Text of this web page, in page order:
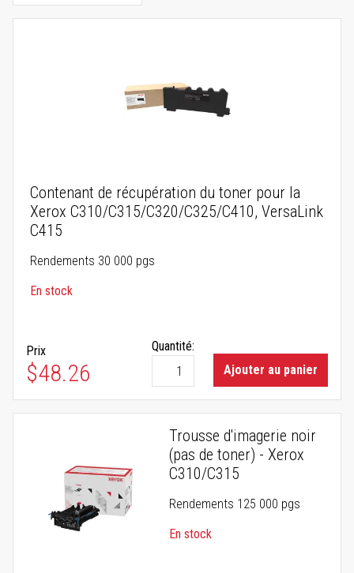
Contenant de récupération du toner pour la
Xerox C310/C315/C320/C325/C410, VersaLink
C415
Rendements 30 000 pgs
En stock
Prix
$48.26
Quantité:
Ajouter au panier
Trousse d'imagerie noir
(pas de toner) - Xerox
C310/C315
Rendements 125 000 pgs
En stock